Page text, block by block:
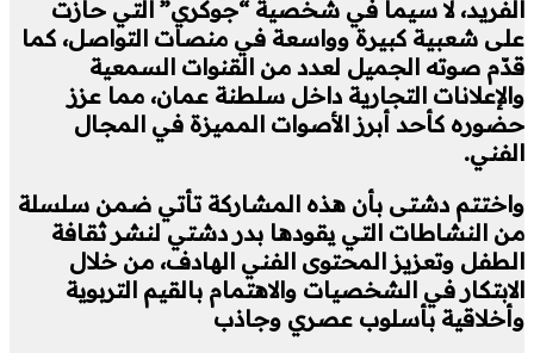
الفريد، لا سيما في شخصية “جوكري” التي حازت
على شعبية كبيرة وواسعة في منصات التواصل، كما
قدّم صوته الجميل لعدد من القنوات السمعية
والإعلانات التجارية داخل سلطنة عمان، مما عزز
حضوره كأحد أبرز الأصوات المميزة في المجال
الفني.
واختتم دشتى بأن هذه المشاركة تأتي ضمن سلسلة
من النشاطات التي يقودها بدر دشتي لنشر ثقافة
الطفل وتعزيز المحتوى الفني الهادف، من خلال
الابتكار في الشخصيات والاهتمام بالقيم التربوية
وأخلاقية بأسلوب عصري وجاذب